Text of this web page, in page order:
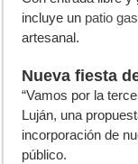
incluye un patio
artesanal.
Nueva fiesta
“Vamos por la
Luján, una
incorporación de
público.